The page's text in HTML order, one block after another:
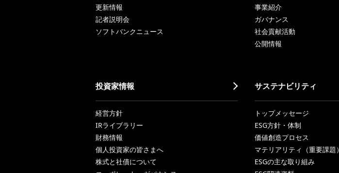
更新情報
記者説明会
ソフトバンクニュース
事業紹介
ガバナンス
社会貢献活動
公開情報
投資家情報
経営方針
IRライブラリー
財務情報
個人投資家の皆さまへ
株式と社債について
サステナビリティ
トップメッセージ
ESG方針・体制
価値創造プロセス
マテリアリティ（重要課題）
ESGの主な取り組み